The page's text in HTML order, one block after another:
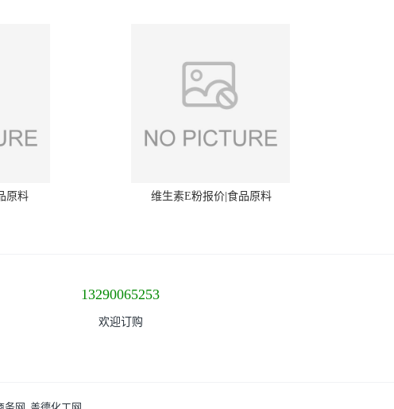
原料 维生素E粉报价|食品原料
13290065253
欢迎订购